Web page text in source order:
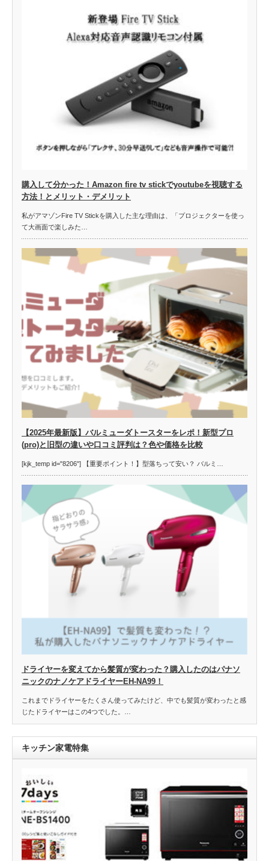
購入して分かった！Amazon fire tv stickでyoutubeを視聴する
方法！とメリット・デメリット
私がアマゾンFire TV Stickを購入した主な理由は、「プロジェクターを使っ
て大画面で楽しみた…
【2025年最新版】バルミューダトースターをレポ！新型プロ
(pro)と旧型の違いや口コミ評判は？色や価格を比較
[kjk_temp id="8206"] 【重要ポイント！】型落ちって安い？ バルミ…
ドライヤーを変えてから髪質が変わった？購入したのはパナソ
ニックのナノケアドライヤーEH-NA99！
これまでドライヤーをたくさん使ってみたけど、中でも髪質が変わったと感
じたドライヤーはこの4つでした。…
キッチン家電特集